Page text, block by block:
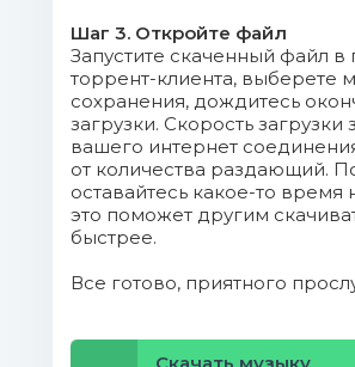
10. Ellie Goulding -
(7.3 Mb)
11. Coldplay, Seeb -
(7.73 Mb)
12. Jonas Brothers -
Human.mp3 (7.18 Mb)
13. Sam Smith - I Feel
Шаг 3. Откройте файл
Запустите скаченный файл
торрент-клиента, выберете
сохранения, дождитесь
загрузки. Скорость загрузки
вашего интернет
от количества раздающий.
оставайтесь какое-то время
это поможет другим
быстрее.
Все готово, приятного